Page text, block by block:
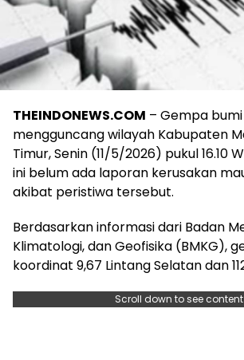
THEINDONEWS.COM – Gempa
mengguncang wilayah Kabupaten
Timur, Senin (11/5/2026) pukul 16.10
ini belum ada laporan kerusakan
akibat peristiwa tersebut.
Berdasarkan informasi dari Badan
Klimatologi, dan Geofisika (BMKG),
koordinat 9,67 Lintang Selatan dan
Scroll down to see content